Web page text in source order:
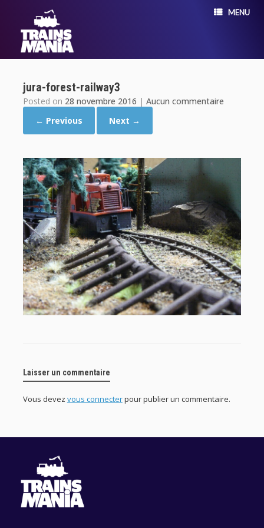
MENU
jura-forest-railway3
Posted on 28 novembre 2016 | Aucun commentaire
← Previous
Next →
Laisser un commentaire
Vous devez vous connecterpour publier un commentaire.